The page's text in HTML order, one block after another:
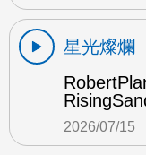
星光燦爛
2026/07/15